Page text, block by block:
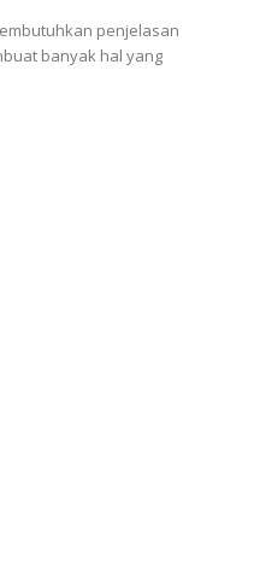
penjelasan
banyak hal yang